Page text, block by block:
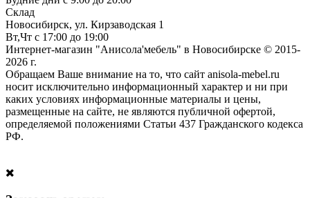
Склад
Новосибирск, ул. Кирзаводская 1
Вт,Чт с 17:00 до 19:00
Интернет-магазин "Анисола'мебель" в Новосибирске © 2015-
2026 г.
Обращаем Ваше внимание на то, что сайт anisola-mebel.ru
носит исключительно информационный характер и ни при
каких условиях информационные материалы и цены,
размещенные на сайте, не являются публичной офертой,
определяемой положениями Статьи 437 Гражданского кодекса
РФ.